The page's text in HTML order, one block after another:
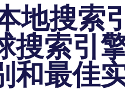
地搜索
搜索引
和最佳